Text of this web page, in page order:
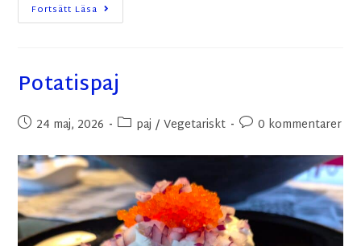
Fortsätt Läsa
Potatispaj
24 maj, 2026 paj / Vegetariskt 0 kommentarer